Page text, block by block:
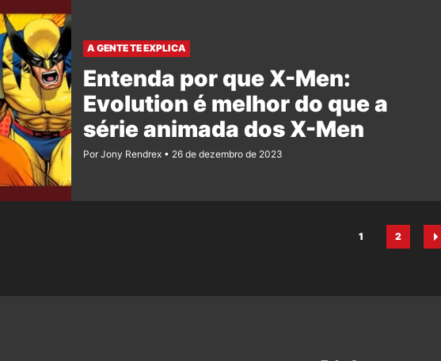
A GENTE TE EXPLICA
Entenda por que X-Men:
Evolution é melhor do que a
série animada dos X-Men
Por Jony Rendrex 26 de dezembro de 2023
Página
1
Página
2